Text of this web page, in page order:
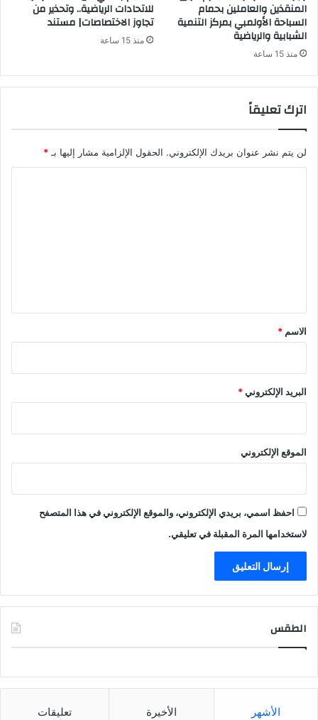
المنقذين والعاملين بحمام
السباحة الأولمبي بمركز التنمية
الشبابية والرياضية
منذ 15 ساعة
للاتحادات الرياضية.. وتحذير من
تجاوز الاختصاصات| مستند
منذ 15 ساعة
اترك تعليقاً
لن يتم نشر عنوان بريدك الإلكتروني. الحقول الإلزامية مشار إليها بـ*
*
الاسم *
البريد الإلكتروني*
الموقع الإلكتروني
احفظ اسمي، بريدي الإلكتروني، والموقع الإلكتروني في هذا المتصفح
لاستخدامها المرة المقبلة في تعليقي.
الطقس
الأشهر الأخيرة تعليقات